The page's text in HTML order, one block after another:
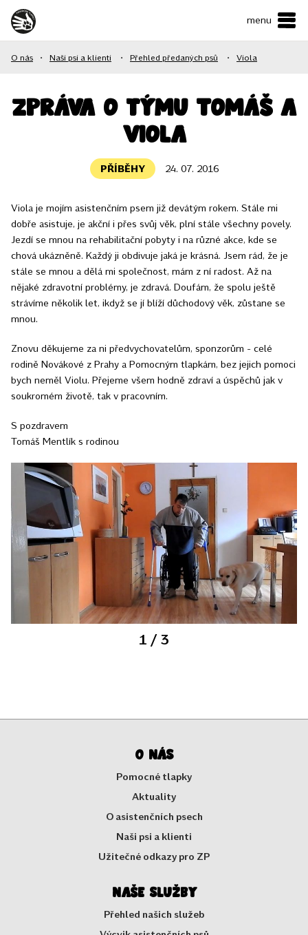
menu
O NÁS
NAŠE SLUŽBY
JAK MŮŽETE POMOCI?
E-shop
Podpořit
O nás • Naši psi a klienti • Přehled předaných psů • Viola
Zpráva o týmu Tomáš a
Viola
PŘÍBĚHY 24. 07. 2016
Viola je mojím asistenčním psem již devátým rokem. Stále mi
dobře asistuje, je akční i přes svůj věk, plní stále všechny povely.
Jezdí se mnou na rehabilitační pobyty i na různé akce, kde se
chová ukázněně. Každý ji obdivuje jaká je krásná. Jsem rád, že je
stále se mnou a dělá mi společnost, mám z ní radost. Až na
nějaké zdravotní problémy, je zdravá. Doufám, že spolu ještě
strávíme několik let, ikdyž se jí blíží důchodový věk, zůstane se
mnou.
Znovu děkujeme za ni předvychovatelům, sponzorům - celé
rodině Novákové z Prahy a Pomocným tlapkám, bez jejich pomoci
bych neměl Violu. Přejeme všem hodně zdraví a úspěchů jak v
soukromém životě, tak v pracovním.
S pozdravem
Tomáš Mentlík s rodinou
1 / 3
O nás
Pomocné tlapky
Aktuality
O asistenčních psech
Naši psi a klienti
Užitečné odkazy pro ZP
Naše služby
Přehled našich služeb